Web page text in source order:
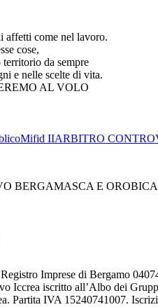
affetti come nel lavoro.
cose,
da sempre
e nelle scelte di vita.
AL VOLO
Mifid IIARBITRO
BERGAMASCA E OROBICA
Imprese di Bergamo
Iccrea iscritto all’Albo dei
Partita IVA 15240741007.